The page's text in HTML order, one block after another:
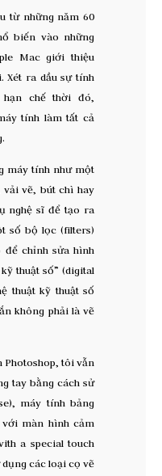
từ những năm 60
biến vào những
Mac giới thiệu
Xét ra dầu sự tính
chế thời đó,
tính làm tất cả
máy tính như một
vẽ, bút chì hay
nghệ sĩ để tạo ra
số bộ lọc (filters)
để chỉnh sửa hình
thuật số” (digital
thuật kỹ thuật số
không phải là vẽ
Photoshop, tôi vẫn
tay bằng cách sử
máy tính bảng
màn hình cảm
a special touch
các loại cọ vẽ